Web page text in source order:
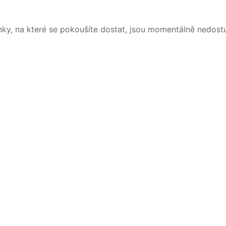
na které se pokoušíte dostat, jsou momentálně